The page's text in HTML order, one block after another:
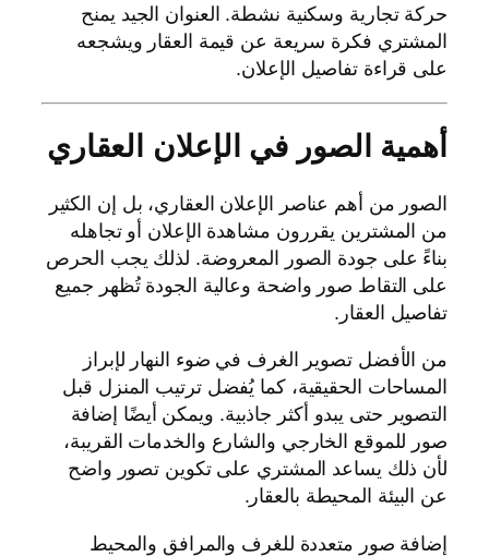
حركة تجارية وسكنية نشطة. العنوان الجيد يمنح
المشتري فكرة سريعة عن قيمة العقار ويشجعه
على قراءة تفاصيل الإعلان.
أهمية الصور في الإعلان العقاري
الصور من أهم عناصر الإعلان العقاري، بل إن الكثير
من المشترين يقررون مشاهدة الإعلان أو تجاهله
بناءً على جودة الصور المعروضة. لذلك يجب الحرص
على التقاط صور واضحة وعالية الجودة تُظهر جميع
تفاصيل العقار.
من الأفضل تصوير الغرف في ضوء النهار لإبراز
المساحات الحقيقية، كما يُفضل ترتيب المنزل قبل
التصوير حتى يبدو أكثر جاذبية. ويمكن أيضًا إضافة
صور للموقع الخارجي والشارع والخدمات القريبة،
لأن ذلك يساعد المشتري على تكوين تصور واضح
عن البيئة المحيطة بالعقار.
إضافة صور متعددة للغرف والمرافق والمحيط